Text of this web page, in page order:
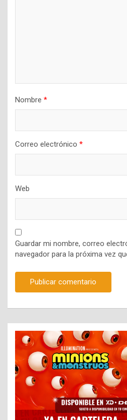
Nombre *
Correo electrónico *
Web
Guardar mi nombre, correo
navegador para la próxima vez